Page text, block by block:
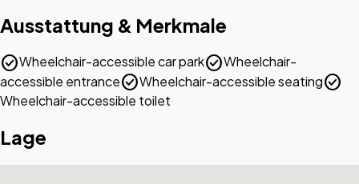
Ausstattung & Merkmale
check_circleWheelchair-accessible car parkcheck_circleWheelchair-
accessible entrancecheck_circleWheelchair-accessible seatingcheck_circle
Wheelchair-accessible toilet
Lage